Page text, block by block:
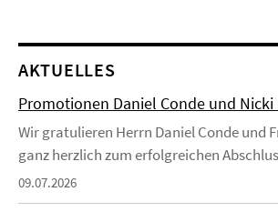
AKTUELLES
Promotionen Daniel Conde und Nicki
Wir gratulieren Herrn Daniel Conde und
ganz herzlich zum erfolgreichen
09.07.2026